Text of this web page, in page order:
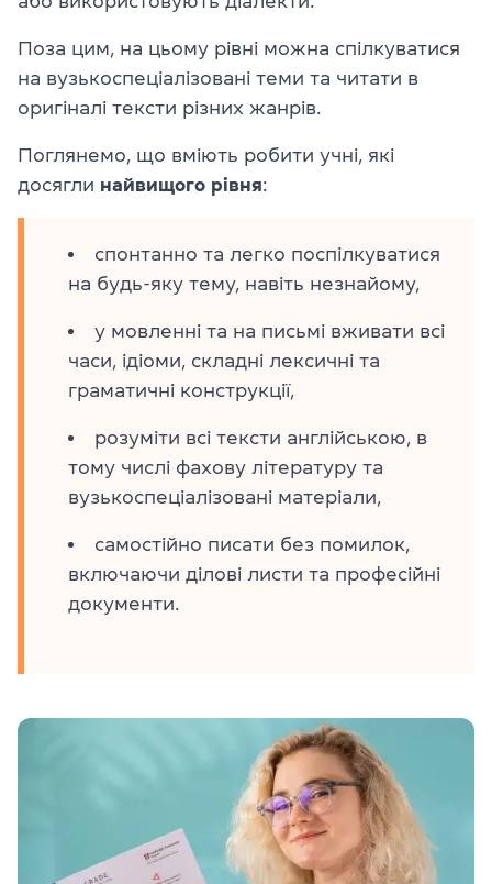
Поза цим, на цьому рівні можна спілкуватися
на вузькоспеціалізовані теми та читати в
оригіналі тексти різних жанрів.
Поглянемо, що вміють робити учні, які
досягли найвищого рівня:
спонтанно та легко поспілкуватися
на будь-яку тему, навіть незнайому,
у мовленні та на письмі вживати всі
часи, ідіоми, складні лексичні та
граматичні конструкції,
розуміти всі тексти англійською, в
тому числі фахову літературу та
вузькоспеціалізовані матеріали,
самостійно писати без помилок,
включаючи ділові листи та професійні
документи.